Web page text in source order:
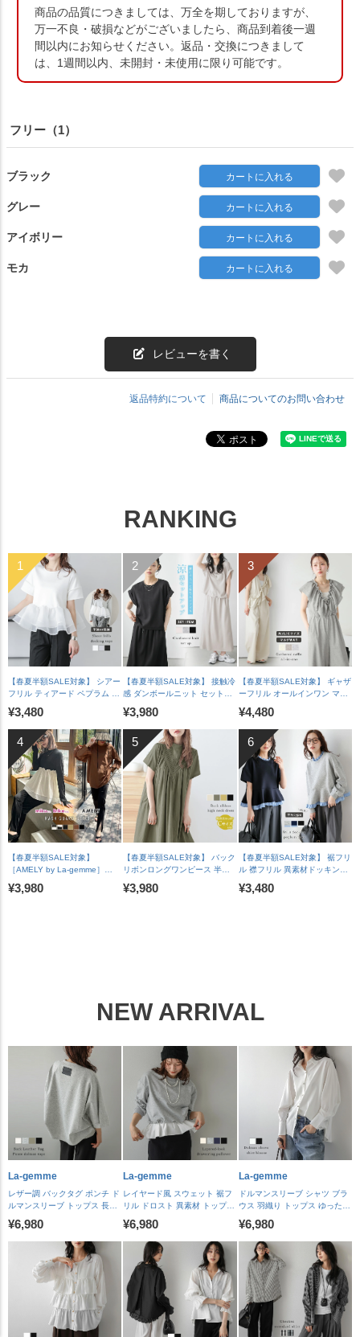
商品の品質につきましては、万全を期しておりますが、
万一不良・破損などがございましたら、商品到着後一週
間以内にお知らせください。返品・交換につきまして
は、1週間以内、未開封・未使用に限り可能です。
フリー（1）
ブラック カートに入れる
グレー カートに入れる
アイボリー カートに入れる
モカ カートに入れる
レビューを書く
返品特約について 商品についてのお問い合わせ
RANKING
【春夏半額SALE対象】 シアー
フリル ティアード ペプラム ド
ッキングトップス 長袖 半袖 ス
カラップ オケージョン キレイ
め 上品 レディース おすすめ
おしゃれ フリーサイズ メール
便 2025春夏新作【lstpss25-
1241】【即納：1-5営業日】
【送料無料】メ込2
¥3,480
【春夏半額SALE対象】 接触冷
感 ダンボールニット セットア
ップ ロールアップ ラグランフ
レンチスリーブ 脇見え防止 A
ラインスカート バックスリッ
ト レディース おすすめ おしゃ
れ フリーサイズ 2025春夏新作
【lssess25-1392】【即納：1-
5営業日】【送料無料】宅込
¥3,980
【春夏半額SALE対象】 ギャザ
ーフリル オールインワン マル
チウェイ ワイドパンツ Vネッ
ク 華奢見え 脚長 体型カバー
裏地付き レディース おすすめ
おしゃれ 2026春夏新作
【lssrss26-2051】【即納&予
約：7月30日入荷予定順次発
送】【送料無料】メ込2
¥4,480
【春夏半額SALE対象】
［AMELY by La-gemme］
ROOMコラボ【人気インスタグ
ラマーとコラボ！】ラッシュガ
¥3,980
【春夏半額SALE対象】 バック
リボンロングワンピース 半袖
ゆったり 体型カバー カジュア
ル レディース ブラック メール
¥3,980
【春夏半額SALE対象】 裾フリ
ル 襟フリル 異素材ドッキング
ペプラム トップス 長袖 ドロッ
プショルダー 体型カバー フェ
¥3,480
NEW ARRIVAL
La-gemme
レザー調 バックタグ ポンチ ド
ルマンスリーブ トップス 長袖
ラウンドヘム サイドタック レ
ディース おすすめ おしゃれ
2026秋冬新作 【lstpaw26-
2333】【予約販売：8月27日
入荷予定順次発送】【送料無
¥6,980
La-gemme
レイヤード風 スウェット 裾フ
リル ドロスト 異素材 トップス
ーストリング レディース おす
すめ おしゃれ 2026 秋冬新作
【lstpaw26-2331】【予約販
売：8月27日入荷予定順次発
送】【送料無料】メ込2
¥6,980
La-gemme
ドルマンスリーブ シャツ ブラ
ウス 羽織り トップス ゆったり
カバー 通勤 抜け感 レディース
おすすめ おしゃれ 2026秋冬新
作 【lstpaw26-2350】【予約販
売：8月27日入荷予定順次発
送】【送料無料】メ込2
¥6,980